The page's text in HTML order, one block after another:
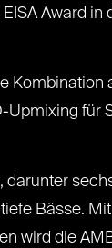
Award
Bässe.
wird die